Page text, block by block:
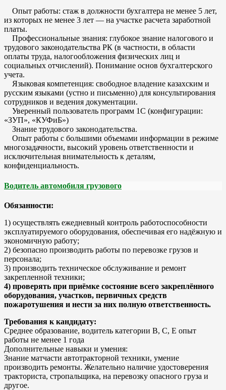
Опыт работы: стаж в должности бухгалтера не менее 5 лет,
из которых не менее 3 лет — на участке расчета заработной
платы.
Профессиональные знания: глубокое знание налогового и
трудового законодательства РК (в частности, в области
оплаты труда, налогообложения физических лиц и
социальных отчислений). Понимание основ бухгалтерского
учета.
Языковая компетенция: свободное владение казахским и
русским языками (устно и письменно) для консультирования
сотрудников и ведения документации.
Уверенный пользователь программ 1С (конфигурации:
«ЗУП», «КУФиБ»)
Знание трудового законодательства.
Опыт работы с большими объемами информации в режиме
многозадачности, высокий уровень ответственности и
исключительная внимательность к деталям,
конфиденциальность.
Водитель автомобиля грузового
Обязанности:
1) осуществлять ежедневный контроль работоспособности
эксплуатируемого оборудования, обеспечивая его надёжную и
экономичную работу;
2) безопасно производить работы по перевозке грузов и
персонала;
3) производить техническое обслуживание и ремонт
закрепленной техники;
4) проверять при приёмке состояние всего закреплённого
оборудования, участков, первичных средств
пожаротушения и нести за них полную ответственность.
Требования к кандидату:
Среднее образование, водитель категории В, С, Е опыт
работы не менее 1 года
Дополнительные навыки и умения:
Знание матчасти автотракторной техники, умение
производить ремонты. Желательно наличие удостоверения
тракториста, стропальщика, на перевозку опасного груза и
другое.